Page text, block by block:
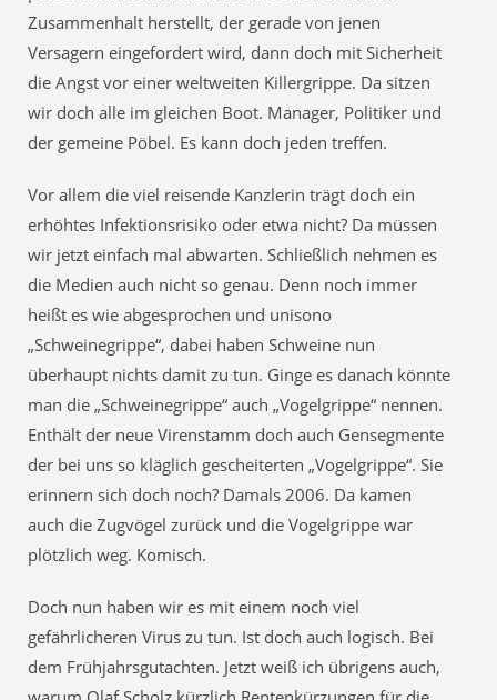
Zusammenhalt herstellt, der gerade von jenen
Versagern eingefordert wird, dann doch mit Sicherheit
die Angst vor einer weltweiten Killergrippe. Da sitzen
wir doch alle im gleichen Boot. Manager, Politiker und
der gemeine Pöbel. Es kann doch jeden treffen.
Vor allem die viel reisende Kanzlerin trägt doch ein
erhöhtes Infektionsrisiko oder etwa nicht? Da müssen
wir jetzt einfach mal abwarten. Schließlich nehmen es
die Medien auch nicht so genau. Denn noch immer
heißt es wie abgesprochen und unisono
„Schweinegrippe“, dabei haben Schweine nun
überhaupt nichts damit zu tun. Ginge es danach könnte
man die „Schweinegrippe“ auch „Vogelgrippe“ nennen.
Enthält der neue Virenstamm doch auch Gensegmente
der bei uns so kläglich gescheiterten „Vogelgrippe“. Sie
erinnern sich doch noch? Damals 2006. Da kamen
auch die Zugvögel zurück und die Vogelgrippe war
plötzlich weg. Komisch.
Doch nun haben wir es mit einem noch viel
gefährlicheren Virus zu tun. Ist doch auch logisch. Bei
dem Frühjahrsgutachten. Jetzt weiß ich übrigens auch,